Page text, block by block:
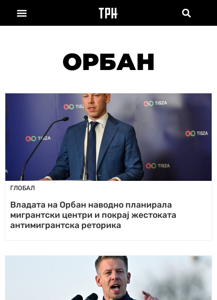
ОРБАН
ГЛОБАЛ
Владата на Орбан наводно планирала
мигрантски центри и покрај жестоката
антимигрантска реторика